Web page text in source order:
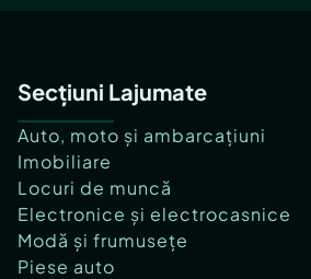
Secțiuni Lajumate
Auto, moto și ambarcațiuni
Imobiliare
Locuri de muncă
Electronice și electrocasnice
Modă și frumusețe
Piese auto